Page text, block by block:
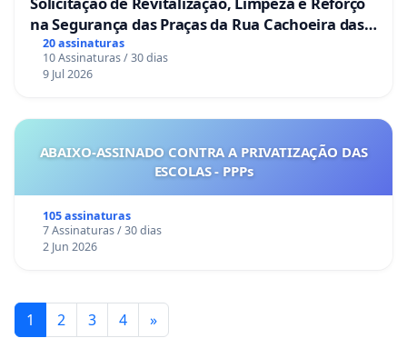
na Segurança das Praças da Rua Cachoeira das
Sete Ilhas
20 assinaturas
10 Assinaturas / 30 dias
9 Jul 2026
ABAIXO-ASSINADO CONTRA A PRIVATIZAÇÃO DAS
ESCOLAS - PPPs
105 assinaturas
7 Assinaturas / 30 dias
2 Jun 2026
1 2 3 4 »